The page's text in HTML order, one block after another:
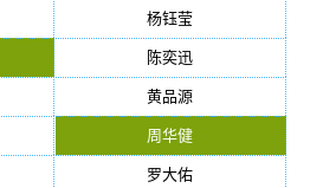
杨钰莹
陈奕迅
黄品源
周华健
罗大佑